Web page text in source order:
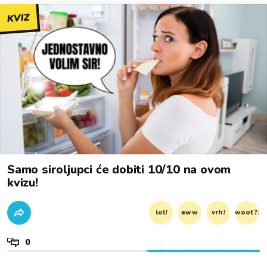
KVIZ
Samo siroljupci će dobiti 10/10 na ovom
kvizu!
lol! aww vrh! woot?!
0